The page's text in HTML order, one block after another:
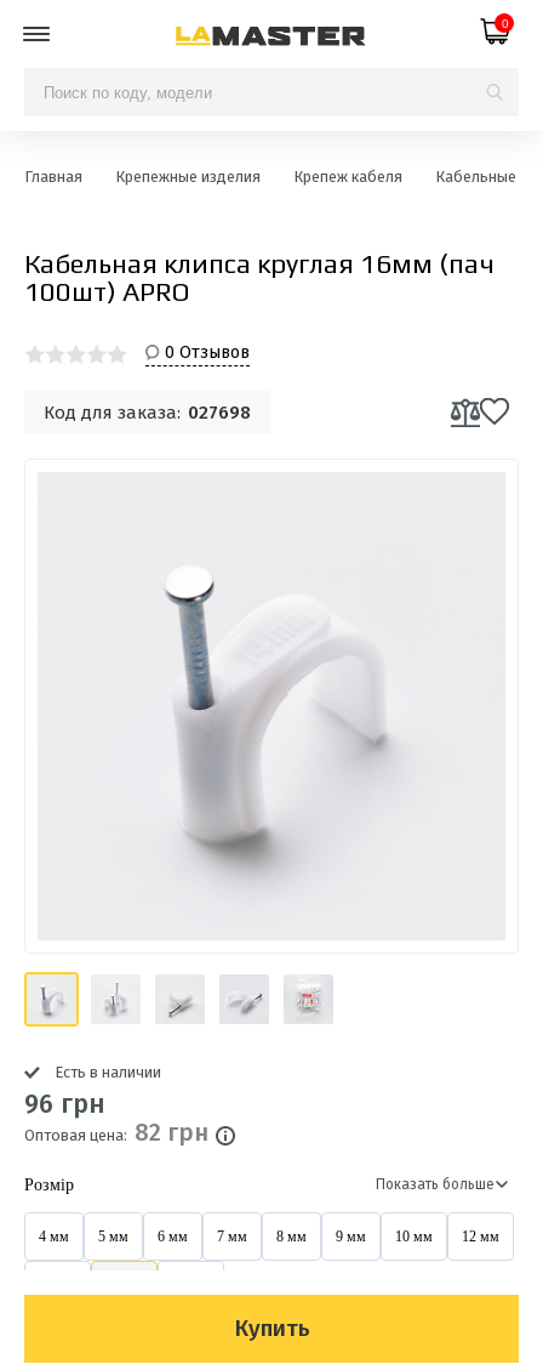
0
Главная Крепежные изделия Крепеж кабеля Кабельные
Кабельная клипса круглая 16мм (пач
100шт) APRO
0 Отзывов
Код для заказа: 027698
Есть в наличии
96 грн
Оптовая цена: 82 грн
Розмір Показать больше
4 мм 5 мм 6 мм 7 мм 8 мм 9 мм 10 мм 12 мм
Купить